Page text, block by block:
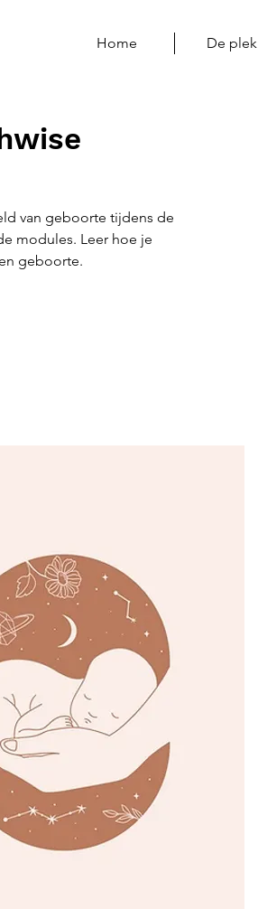
Home De plek
van geboorte tijdens de
modules. Leer hoe je
geboorte.